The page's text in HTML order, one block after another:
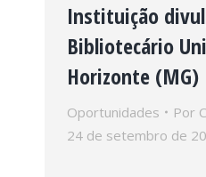
Instituição
Bibliotecário
Horizonte (MG)
Oportunidades Por
24 de setembro de